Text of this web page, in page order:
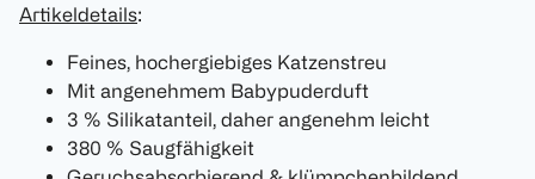
Artikeldetails:
Feines, hochergiebiges Katzenstreu
Mit angenehmem Babypuderduft
3 % Silikatanteil, daher angenehm leicht
380 % Saugfähigkeit